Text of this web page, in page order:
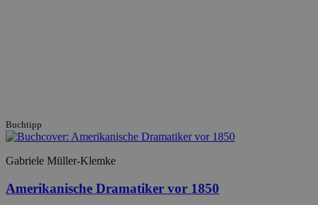
Buchtipp
Gabriele Müller-Klemke
Amerikanische Dramatiker vor 1850